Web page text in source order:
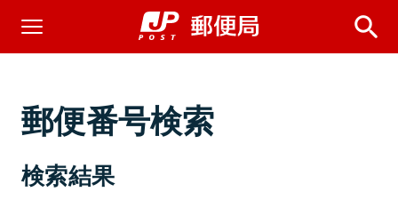
郵便番号検索
検索結果